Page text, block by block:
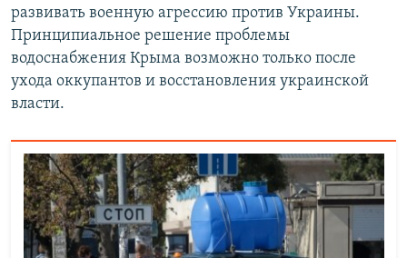
развивать военную агрессию против Украины.
Принципиальное решение проблемы
водоснабжения Крыма возможно только после
ухода оккупантов и восстановления украинской
власти.